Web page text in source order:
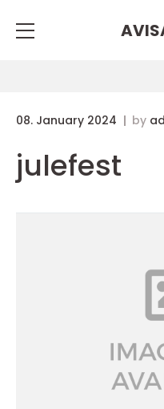
08. January 2024 by
julefest